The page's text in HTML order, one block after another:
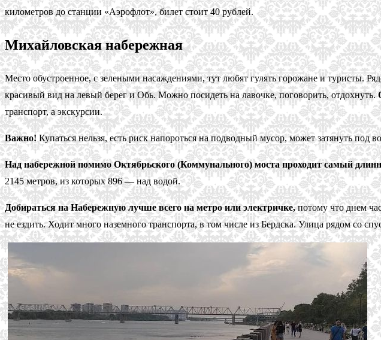
километров до станции «Аэрофлот», билет стоит 40 рублей.
Михайловская набережная
Место обустроенное, с зелеными насаждениями, тут любят гулять горожане и туристы.
красивый вид на левый берег и Обь. Можно посидеть на лавочке, поговорить, отдохнуть.
транспорт, а экскурсии.
Важно! Купаться нельзя, есть риск напороться на подводный мусор, может затянуть под
Над набережной помимо Октябрьского (Коммунального) моста проходит самый
2145 метров, из которых 896 — над водой.
Добираться на Набережную лучше всего на метро или электричке,потому что днем
не ездить. Ходит много наземного транспорта, в том числе из Бердска. Улица рядом со